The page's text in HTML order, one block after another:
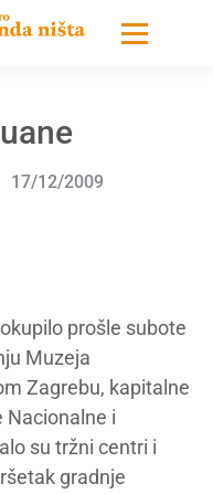
17/12/2009
prošle subote
Muzeja
Zagrebu, kapitalne
Nacionalne i
su tržni centri i
gradnje